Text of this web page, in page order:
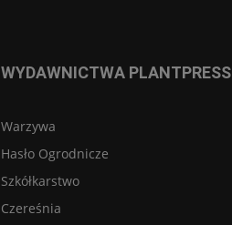
WYDAWNICTWA PLANTPRESS
Warzywa
Hasło Ogrodnicze
Szkółkarstwo
Czereśnia